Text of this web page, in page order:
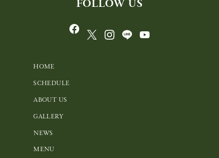
FOLLOW US
HOME
SCHEDULE
ABOUT US
GALLERY
NEWS
MENU